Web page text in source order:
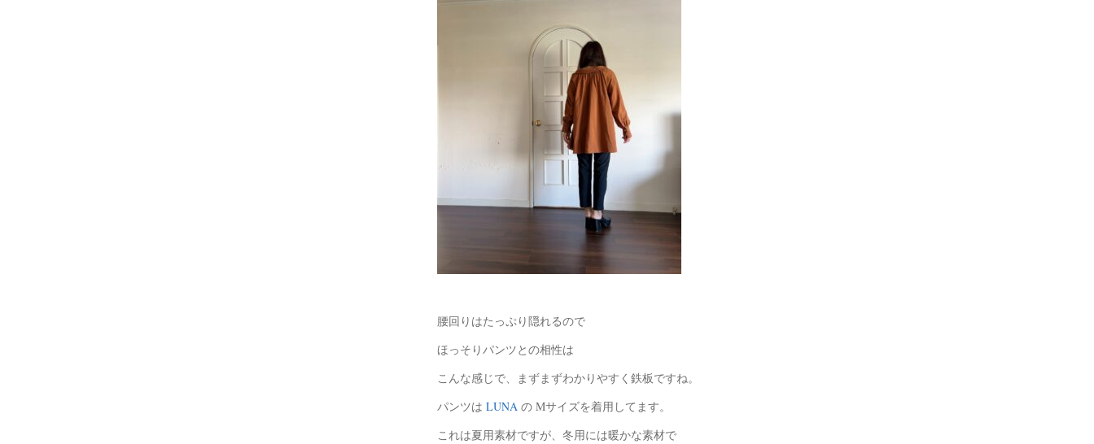
腰回りはたっぷり隠れるので
ほっそりパンツとの相性は
こんな感じで、まずまずわかりやすく鉄板ですね。
パンツは LUNA の Mサイズを着用してます。
これは夏用素材ですが、冬用には暖かな素材で